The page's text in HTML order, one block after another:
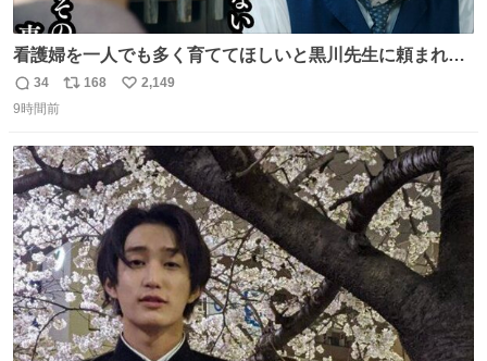
看護婦を一人でも多く育ててほしいと黒川先生に頼まれ、
１年間だけ黒川病院で働くことにしたりん。 直美はその１
年間で恵風看護婦会を立て直すと話しました。 👇このシー
る 見上愛 上坂樹里 平埜生成
返
信
34
リ
ト
数
168
い
数
2,149
9時間前